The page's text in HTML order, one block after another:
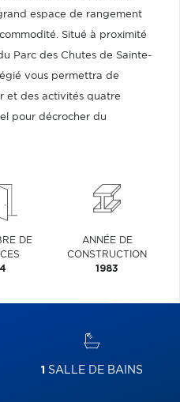
espace de rangement
Situé à proximité
Parc des Chutes de Sainte-
vous permettra de
et des activités quatre
pour décrocher du
DE
4
ANNÉE DE
CONSTRUCTION
1983
1 SALLE DE BAINS